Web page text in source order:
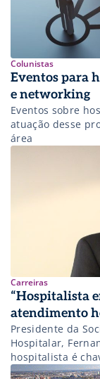
Colunistas
Eventos para
e networking
Eventos sobre
atuação desse
área
Carreiras
“Hospitalista
atendimento
Presidente da
Hospitalar,
hospitalista é
administrativa